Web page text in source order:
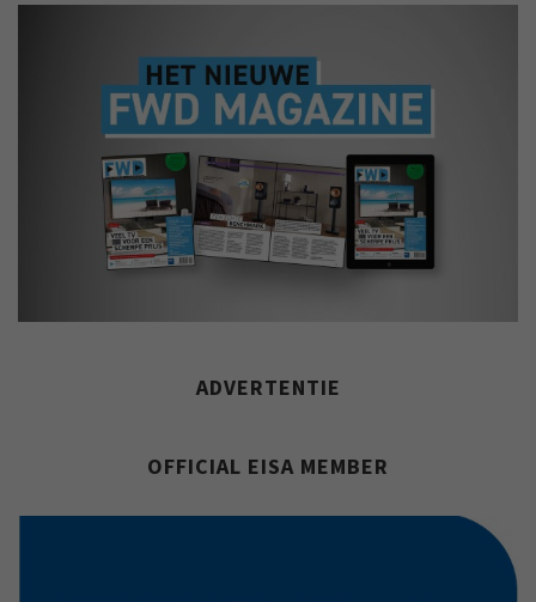
ADVERTENTIE
OFFICIAL EISA MEMBER